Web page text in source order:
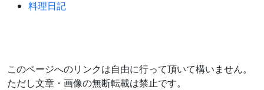
料理日記
このページへのリンクは自由に行って頂いて構いません。
ただし文章・画像の無断転載は禁止です。